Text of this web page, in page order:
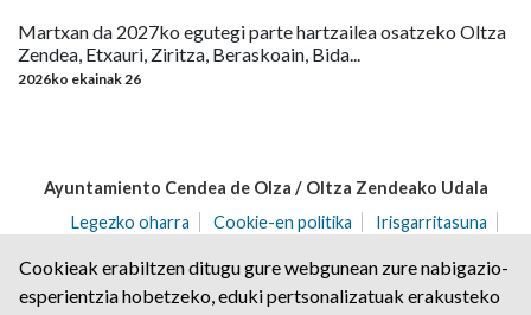
Martxan da 2027ko egutegi parte hartzailea osatzeko Oltza
Zendea, Etxauri, Ziritza, Beraskoain, Bida...
2026ko ekainak 26
Ayuntamiento Cendea de Olza / Oltza Zendeako Udala
Legezko oharra
Cookie-en politika
Irisgarritasuna
Angulo Kalea, 2 | P.K: 31171 | Ororbia (NAFARROA)
Tel. 948 32 20 68 | Fax. 948 32 21 04
Cookieak erabiltzen ditugu gure webgunean zure nabigazio-
esperientzia hobetzeko, eduki pertsonalizatuak erakusteko